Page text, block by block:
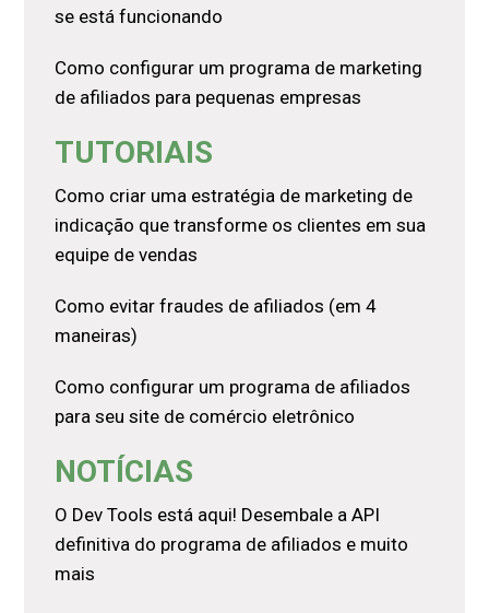
se está funcionando
Como configurar um programa de marketing
de afiliados para pequenas empresas
TUTORIAIS
Como criar uma estratégia de marketing de
indicação que transforme os clientes em sua
equipe de vendas
Como evitar fraudes de afiliados (em 4
maneiras)
Como configurar um programa de afiliados
para seu site de comércio eletrônico
NOTÍCIAS
O Dev Tools está aqui! Desembale a API
definitiva do programa de afiliados e muito
mais